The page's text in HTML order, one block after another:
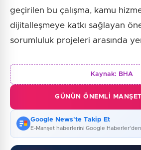
geçirilen bu çalışma, kamu
dijitalleşmeye katkı sağlayan
sorumluluk projeleri arasında
Kaynak: BHA
GÜNÜN ÖNEMLI
Google News'te Takip Et
E-Manşet haberlerini Google